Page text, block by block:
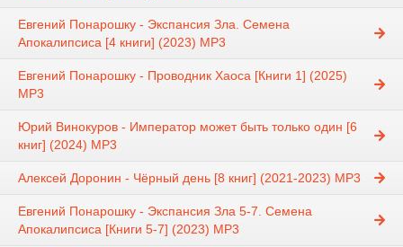
Евгений Понарошку - Экспансия Зла. Семена
Апокалипсиса [4 книги] (2023) МР3
Евгений Понарошку - Проводник Хаоса [Книги 1] (2025)
MP3
Юрий Винокуров - Император может быть только один [6
книг] (2024) МР3
Алексей Доронин - Чёрный день [8 книг] (2021-2023) МР3
Евгений Понарошку - Экспансия Зла 5-7. Семена
Апокалипсиса [Книги 5-7] (2023) MP3